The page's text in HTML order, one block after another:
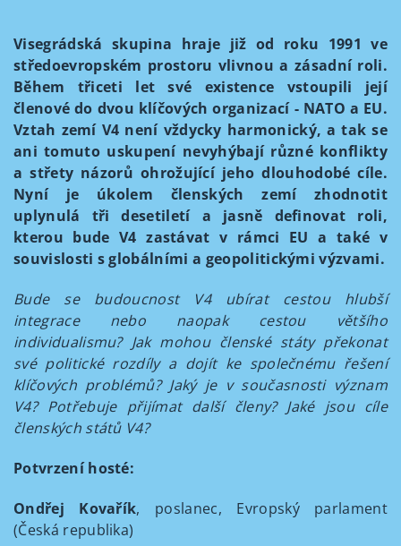
Visegrádská skupina hraje již od roku 1991 ve
středoevropském prostoru vlivnou a zásadní roli.
Během třiceti let své existence vstoupili její
členové do dvou klíčových organizací - NATO a EU.
Vztah zemí V4 není vždycky harmonický, a tak se
ani tomuto uskupení nevyhýbají různé konflikty
a střety názorů ohrožující jeho dlouhodobé cíle.
Nyní je úkolem členských zemí zhodnotit
uplynulá tři desetiletí a jasně definovat roli,
kterou bude V4 zastávat v rámci EU a také v
souvislosti s globálními a geopolitickými výzvami.
Bude se budoucnost V4 ubírat cestou hlubší
integrace nebo naopak cestou většího
individualismu? Jak mohou členské státy překonat
své politické rozdíly a dojít ke společnému řešení
klíčových problémů? Jaký je v současnosti význam
V4? Potřebuje přijímat další členy? Jaké jsou cíle
členských států V4?
Potvrzení hosté:
Ondřej Kovařík, poslanec, Evropský parlament
(Česká republika)